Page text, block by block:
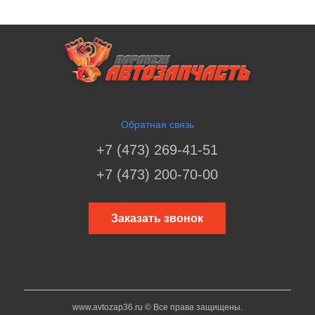
Обратная связь
+7 (473) 269-41-51
+7 (473) 200-70-00
Заказать звонок
www.avtozap36.ru © Все права защищены.